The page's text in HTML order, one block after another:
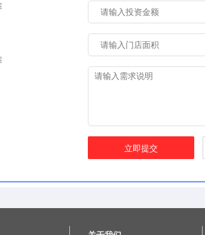
立即提交